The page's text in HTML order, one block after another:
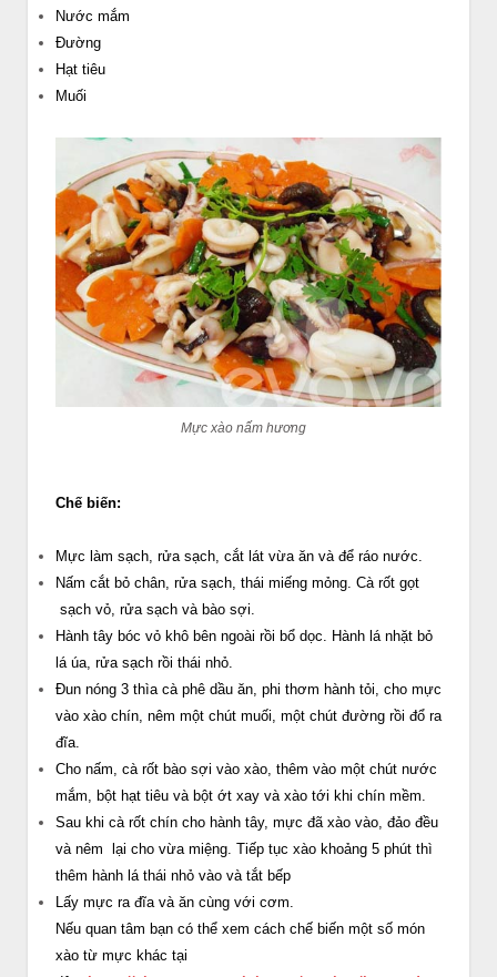
Nước mắm
Đường
Hạt tiêu
Muối
Mực xào nấm hương
Chế biến:
Mực làm sạch, rửa sạch, cắt lát vừa ăn và để ráo nước.
Nấm cắt bỏ chân, rửa sạch, thái miếng mỏng. Cà rốt gọt
sạch vỏ, rửa sạch và bào sợi.
Hành tây bóc vỏ khô bên ngoài rồi bổ dọc. Hành lá nhặt bỏ
lá úa, rửa sạch rồi thái nhỏ.
Đun nóng 3 thìa cà phê dầu ăn, phi thơm hành tỏi, cho mực
vào xào chín, nêm một chút muối, một chút đường rồi đổ ra
đĩa.
Cho nấm, cà rốt bào sợi vào xào, thêm vào một chút nước
mắm, bột hạt tiêu và bột ớt xay và xào tới khi chín mềm.
Sau khi cà rốt chín cho hành tây, mực đã xào vào, đảo đều
và nêm lại cho vừa miệng. Tiếp tục xào khoảng 5 phút thì
thêm hành lá thái nhỏ vào và tắt bếp
Lấy mực ra đĩa và ăn cùng với cơm.
Nếu quan tâm bạn có thể xem cách chế biến một số món
xào từ mực khác tại